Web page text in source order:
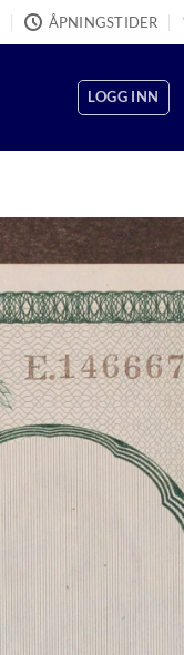
ÅPNINGSTIDER
LOGG INN